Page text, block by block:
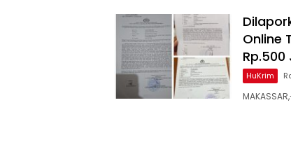
Online
HuKrim